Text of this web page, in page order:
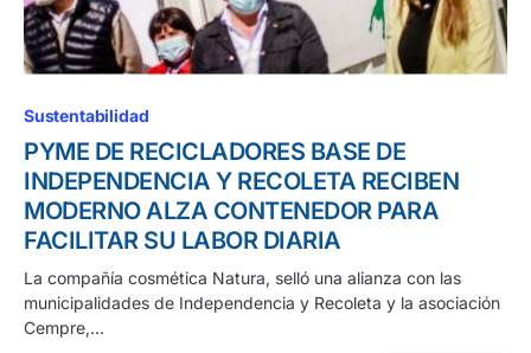
Sustentabilidad
PYME DE RECICLADORES BASE DE
INDEPENDENCIA Y RECOLETA RECIBEN
MODERNO ALZA CONTENEDOR PARA
FACILITAR SU LABOR DIARIA
La compañía cosmética Natura, selló una alianza con las
municipalidades de Independencia y Recoleta y la asociación
Cempre,…